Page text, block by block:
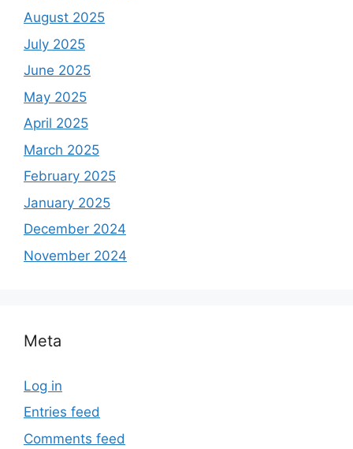
August 2025
July 2025
June 2025
May 2025
April 2025
March 2025
February 2025
January 2025
December 2024
November 2024
Meta
Log in
Entries feed
Comments feed